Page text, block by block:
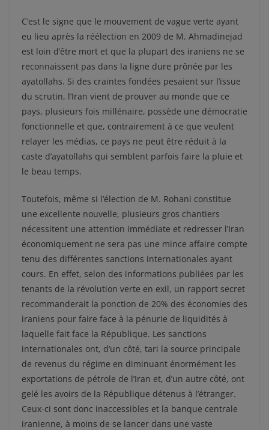
C’est le signe que le mouvement de vague verte ayant
eu lieu après la réélection en 2009 de M. Ahmadinejad
est loin d’être mort et que la plupart des iraniens ne se
reconnaissent pas dans la ligne dure prônée par les
ayatollahs. Si des craintes fondées pesaient sur l’issue
du scrutin, l’Iran vient de prouver au monde que ce
pays, plusieurs fois millénaire, possède une démocratie
fonctionnelle et que, contrairement à ce que veulent
relayer les médias, ce pays ne peut être réduit à la
caste d’ayatollahs qui semblent parfois faire la pluie et
le beau temps.
Toutefois, même si l’élection de M. Rohani constitue
une excellente nouvelle, plusieurs gros chantiers
nécessitent une attention immédiate et redresser l’Iran
économiquement ne sera pas une mince affaire compte
tenu des différentes sanctions internationales ayant
cours. En effet, selon des informations publiées par les
tenants de la révolution verte en exil, un rapport secret
recommanderait la ponction de 20% des économies des
iraniens pour faire face à la pénurie de liquidités à
laquelle fait face la République. Les sanctions
internationales ont, d’un côté, tari la source principale
de revenus du régime en diminuant énormément les
exportations de pétrole de l’Iran et, d’un autre côté, ont
gelé les avoirs de la République détenus à l’étranger.
Ceux-ci sont donc inaccessibles et la banque centrale
iranienne, à moins de se lancer dans une vaste